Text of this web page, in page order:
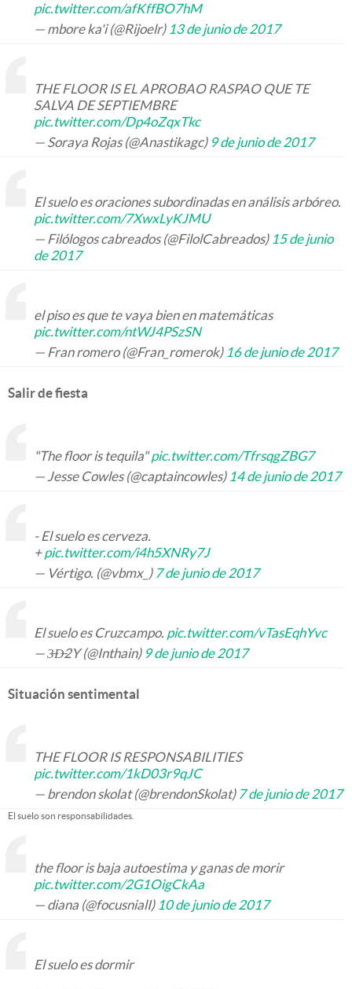
pic.twitter.com/afKffBO7hM
— mbore ka'i (@Rijoelr) 13 de junio de 2017
THE FLOOR IS EL APROBAO RASPAO QUE TE
SALVA DE SEPTIEMBRE
pic.twitter.com/Dp4oZqxTkc
— Soraya Rojas (@Anastikagc) 9 de junio de 2017
El suelo es oraciones subordinadas en análisis arbóreo.
pic.twitter.com/7XwxLyKJMU
— Filólogos cabreados (@FilolCabreados) 15 de junio
de 2017
el piso es que te vaya bien en matemáticas
pic.twitter.com/ntWJ4PSzSN
— Fran romero (@Fran_romerok) 16 de junio de 2017
Salir de fiesta
"The floor is tequila"pic.twitter.com/TfrsqgZBG7
— Jesse Cowles (@captaincowles) 14 de junio de 2017
- El suelo es cerveza.
+pic.twitter.com/i4h5XNRy7J
— Vértigo. (@vbmx_) 7 de junio de 2017
El suelo es Cruzcampo. pic.twitter.com/vTasEqhYvc
— 3̶D̶2Y (@Inthain) 9 de junio de 2017
Situación sentimental
THE FLOOR IS RESPONSABILITIES
pic.twitter.com/1kD03r9qJC
— brendon skolat (@brendonSkolat) 7 de junio de 2017
El suelo son responsabilidades.
the floor is baja autoestima y ganas de morir
pic.twitter.com/2G1OigCkAa
— diana (@focusnialI) 10 de junio de 2017
El suelo es dormir